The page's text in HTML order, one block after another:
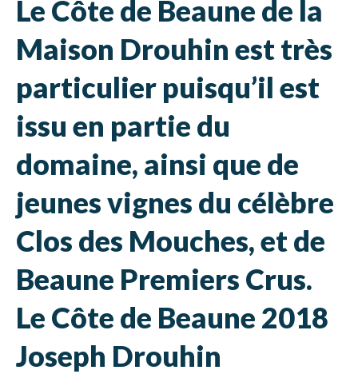
Le Côte de Beaune de la
Maison Drouhin est très
particulier puisqu’il est
issu en partie du
domaine, ainsi que de
jeunes vignes du célèbre
Clos des Mouches, et de
Beaune Premiers Crus.
Le Côte de Beaune 2018
Joseph Drouhin